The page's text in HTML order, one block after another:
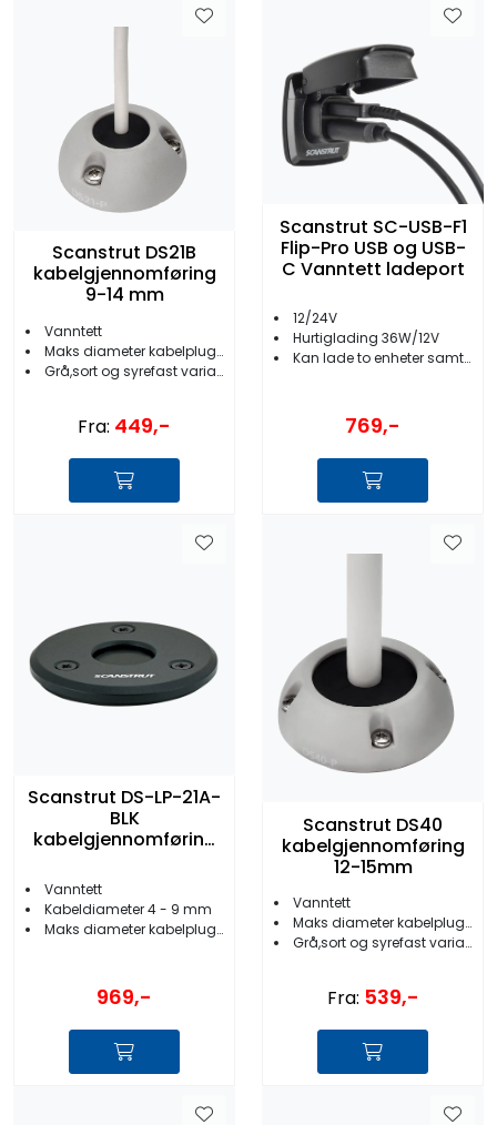
Scanstrut DS21B
kabelgjennomføring
9-14 mm
Vanntett
Maks diameter kabelplugg 21mm
Grå,sort og syrefast variant
Fra: 449,-
Scanstrut SC-USB-F1
Flip-Pro USB og USB-
C Vanntett ladeport
12/24V
Hurtiglading 36W/12V
Kan lade to enheter samtidig
769,-
Scanstrut DS-LP-21A-
BLK
kabelgjennomføring
Vanntett
Kabeldiameter 4 - 9 mm
Maks diameter kabelplugg 21 mm
969,-
Scanstrut DS40
kabelgjennomføring
12-15mm
Vanntett
Maks diameter kabelplugg 40mm
Grå,sort og syrefast variant
Fra: 539,-